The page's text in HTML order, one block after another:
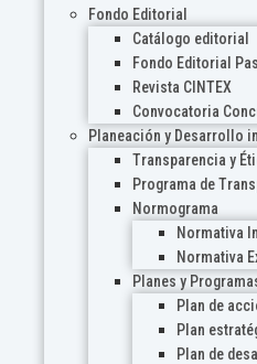
Fondo Editorial
Catálogo editorial
Fondo Editorial
Revista CINTEX
Convocatoria
Planeación y Desarrollo
Transparencia y
Programa de
Normograma
Normativa
Normativa
Planes y
Plan de
Plan
Plan de